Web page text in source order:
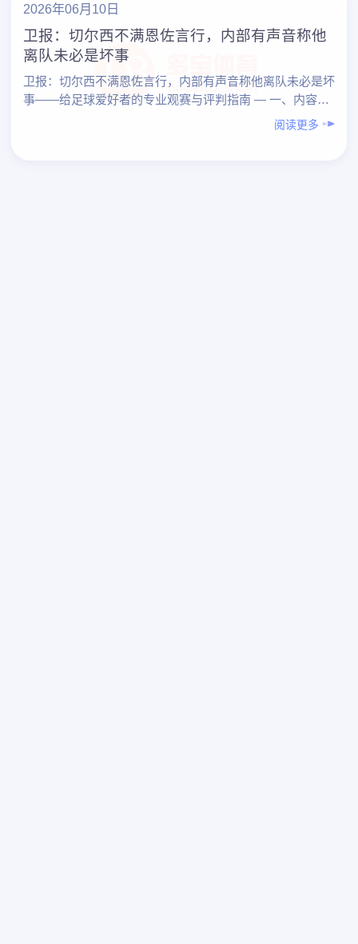
2026年06月10日
卫报：切尔西不满恩佐言行，内部有声音称他
离队未必是坏事
卫报：切尔西不满恩佐言行，内部有声音称他离队未必是坏
事——给足球爱好者的专业观赛与评判指南 — 一、内容总
览（先总结） 围绕“《卫报》：切尔西不满恩佐言行，
阅读更多